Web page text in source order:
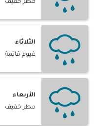
مطر خفيف
الثلاثاء
غيوم قاتمة
الأربعاء
مطر خفيف